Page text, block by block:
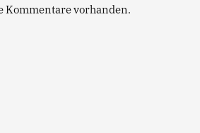
Kommentare vorhanden.